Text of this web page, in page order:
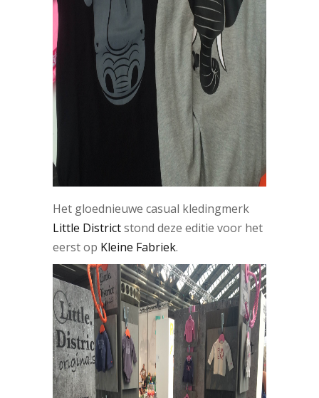
Het gloednieuwe casual kledingmerk
Little Districtstond deze editie voor het
eerst op Kleine Fabriek.